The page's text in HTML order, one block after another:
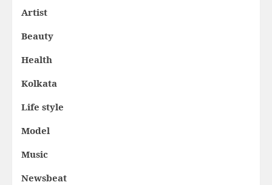
Artist
Beauty
Health
Kolkata
Life style
Model
Music
Newsbeat